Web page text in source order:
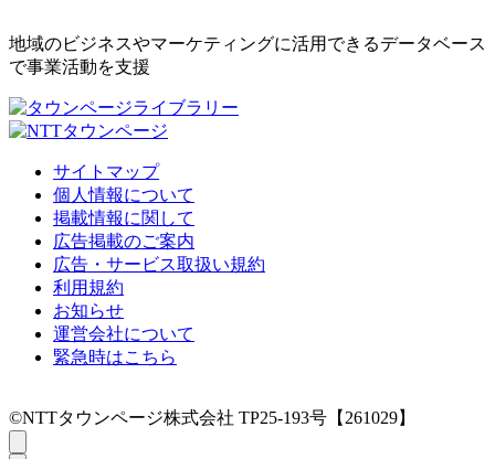
地域のビジネスやマーケティングに活用できるデータベース
で事業活動を支援
サイトマップ
個人情報について
掲載情報に関して
広告掲載のご案内
広告・サービス取扱い規約
利用規約
お知らせ
運営会社について
緊急時はこちら
©NTTタウンページ株式会社 TP25-193号【261029】